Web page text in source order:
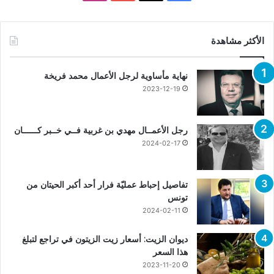
الأكثر مشاهدة
نهاية مأساوية لرجل الأعمال محمد فريخة
2023-12-19
رجل الأعمــال مهدي بن غربية فــي خــبر كــــــان
2024-02-17
تفاصيل إحباط عمليّة فرار أحد أكبر الحيتان من
تونس
2024-02-11
ديوان الزيت: أسعار زيت الزيتون في تراجع لتبلغ
هذا السعر
2023-11-20